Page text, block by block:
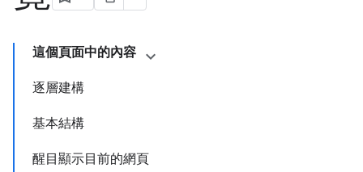
這個頁面中的內容
逐層建構
基本結構
醒目顯示目前的網頁